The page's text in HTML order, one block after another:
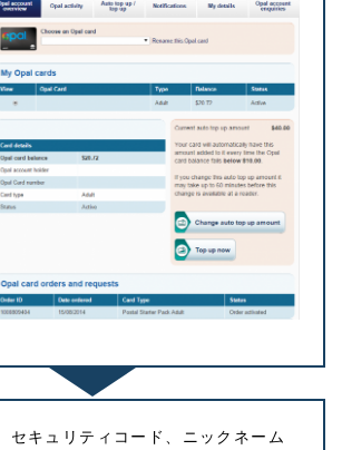
セキュリティコード、ニックネーム